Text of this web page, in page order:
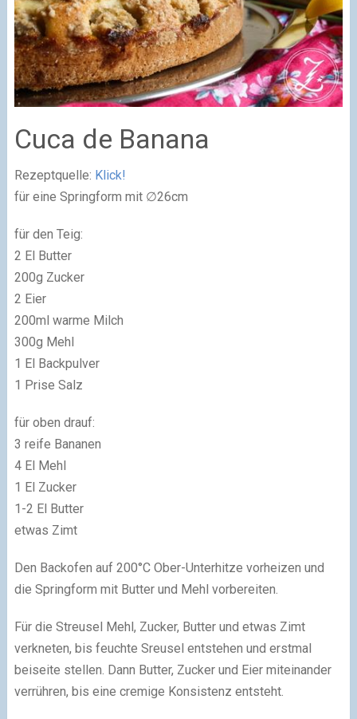
Cuca de Banana
Rezeptquelle: Klick!
für eine Springform mit ∅26cm
für den Teig:
2 El Butter
200g Zucker
2 Eier
200ml warme Milch
300g Mehl
1 El Backpulver
1 Prise Salz
für oben drauf:
3 reife Bananen
4 El Mehl
1 El Zucker
1-2 El Butter
etwas Zimt
Den Backofen auf 200°C Ober-Unterhitze vorheizen und
die Springform mit Butter und Mehl vorbereiten.
Für die Streusel Mehl, Zucker, Butter und etwas Zimt
verkneten, bis feuchte Sreusel entstehen und erstmal
beiseite stellen. Dann Butter, Zucker und Eier miteinander
verrühren, bis eine cremige Konsistenz entsteht.